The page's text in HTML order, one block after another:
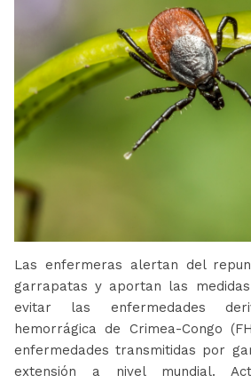
Las enfermeras alertan del
garrapatas y aportan las
evitar las enfermedades
hemorrágica de Crimea-Congo
enfermedades transmitidas por
extensión a nivel mundial.